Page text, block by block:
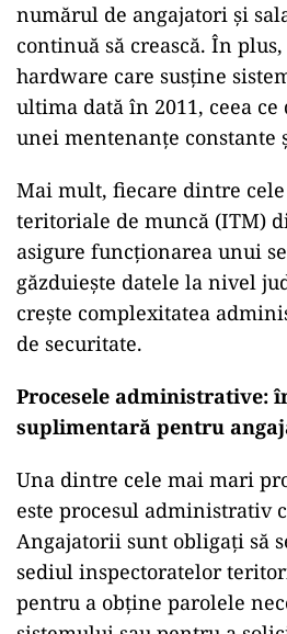
numărul de angajatori și
continuă să crească. În
hardware care susține
ultima dată în 2011, ceea ce
unei mentenanțe constante
Mai mult, fiecare dintre
teritoriale de muncă (ITM)
asigure funcționarea unui
găzduiește datele la nivel
crește complexitatea
de securitate.
Procesele administrative:
suplimentară pentru
Una dintre cele mai mari
este procesul administrativ
Angajatorii sunt obligați să
sediul inspectoratelor
pentru a obține parolele